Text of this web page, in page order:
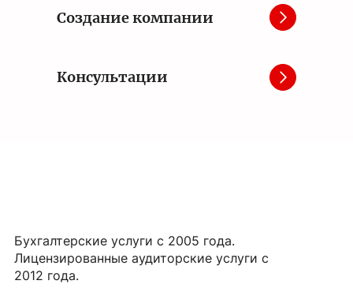
Создание компании
Консультации
Бухгалтерские услуги с 2005 года.
Лицензированные аудиторские услуги с
2012 года.